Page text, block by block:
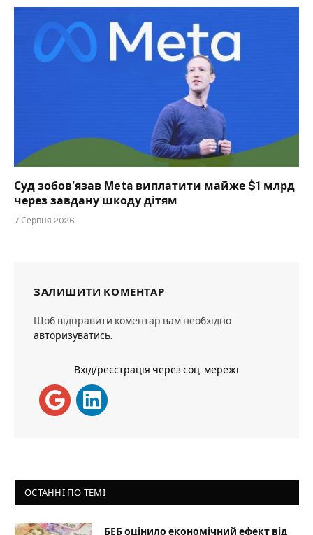
Суд зобов’язав Meta виплатити майже $1 млрд
через завдану шкоду дітям
7 Серпня 2026
ЗАЛИШИТИ КОМЕНТАР
Щоб відправити коментар вам необхідно
авторизуватись.
Вхід/реєстрація через соц. мережі
ОСТАННІ ПО ТЕМІ
БЕБ оцінило економічний ефект від